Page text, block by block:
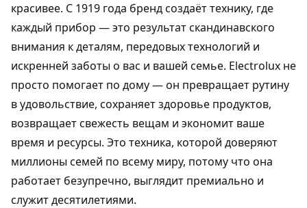
красивее. С 1919 года бренд создаёт технику, где
каждый прибор — это результат скандинавского
внимания к деталям, передовых технологий и
искренней заботы о вас и вашей семье. Electrolux не
просто помогает по дому — он превращает рутину
в удовольствие, сохраняет здоровье продуктов,
возвращает свежесть вещам и экономит ваше
время и ресурсы. Это техника, которой доверяют
миллионы семей по всему миру, потому что она
работает безупречно, выглядит премиально и
служит десятилетиями.